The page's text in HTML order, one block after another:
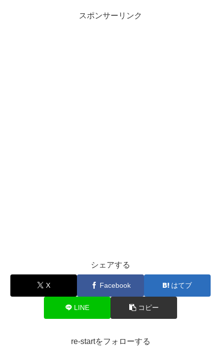
スポンサーリンク
シェアする
X Facebook はてブ
LINE コピー
re-startをフォローする